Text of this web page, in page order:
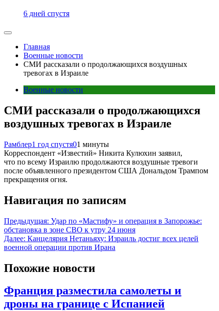
6 дней спустя
Главная
Военные новости
СМИ рассказали о продолжающихся воздушных
тревогах в Израиле
Военные новости
СМИ рассказали о продолжающихся
воздушных тревогах в Израиле
Рамблер1 год спустя01 минуты
Корреспондент «Известий» Никита Кулюхин заявил,
что по всему Израилю продолжаются воздушные тревоги
после объявленного президентом США Дональдом Трампом
прекращения огня.
Навигация по записям
Предыдущая: Удар по «Мастифу» и операция в Запорожье:
обстановка в зоне СВО к утру 24 июня
Далее: Канцелярия Нетаньяху: Израиль достиг всех целей
военной операции против Ирана
Похожие новости
Франция разместила самолеты и
дроны на границе с Испанией